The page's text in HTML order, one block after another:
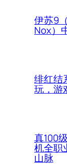
伊苏9
Nox）
绯红结
玩，游
真100
机全职
山脉